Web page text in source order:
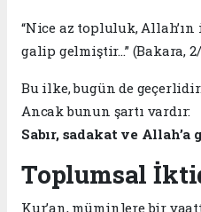
“Nice az topluluk,
galip gelmiştir…” (Bakara,
Bu ilke, bugün de geçerlidir.
Ancak bunun şartı vardır:
Sabır, sadakat ve Allah’a
Toplumsal
Kur’an, müminlere bir